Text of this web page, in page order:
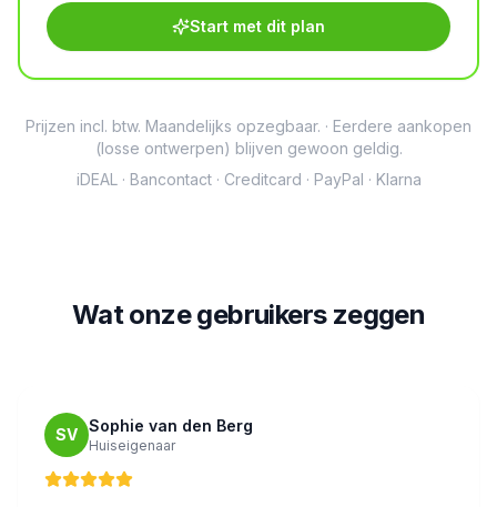
Start met dit plan
Prijzen incl. btw. Maandelijks opzegbaar. · Eerdere aankopen
(losse ontwerpen) blijven gewoon geldig.
iDEAL · Bancontact · Creditcard · PayPal · Klarna
Wat onze gebruikers zeggen
SV Sophie van den Berg
Huiseigenaar